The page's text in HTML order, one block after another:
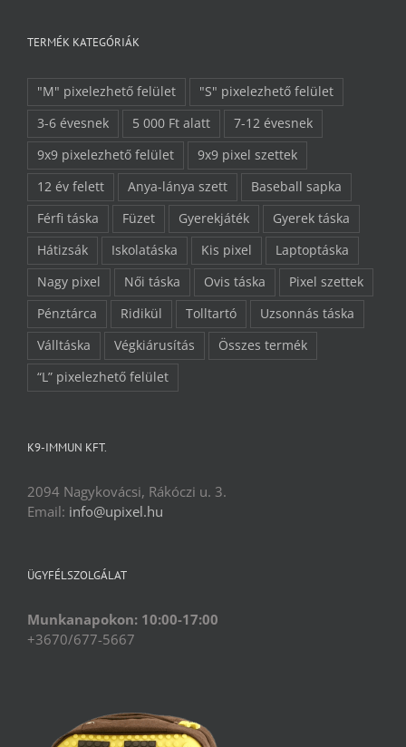
TERMÉK KATEGÓRIÁK
"M" pixelezhető felület
"S" pixelezhető felület
3-6 évesnek
5 000 Ft alatt
7-12 évesnek
9x9 pixelezhető felület
9x9 pixel szettek
12 év felett
Anya-lánya szett
Baseball sapka
Férfi táska
Füzet Gyerekjáték
Gyerek táska
Hátizsák
Iskolatáska Kis pixel
Laptoptáska
Nagy pixel
Női táska Ovis táska
Pixel szettek
Pénztárca
Ridikül Tolltartó
Uzsonnás táska
Válltáska
Végkiárusítás
Összes termék
“L” pixelezhető felület
K9-IMMUN KFT.
2094 Nagykovácsi, Rákóczi u. 3.
Email: info@upixel.hu
ÜGYFÉLSZOLGÁLAT
Munkanapokon: 10:00-17:00
+3670/677-5667